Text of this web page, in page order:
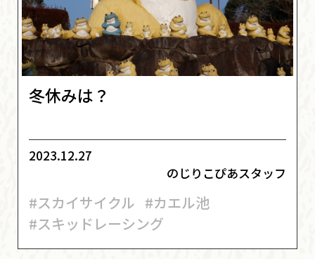
冬休みは？
2023.12.27
のじりこぴあスタッフ
#スカイサイクル #カエル池
#スキッドレーシング